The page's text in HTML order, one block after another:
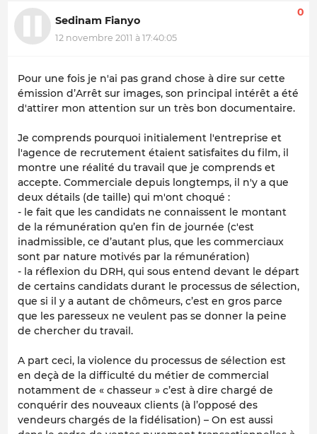
Sedinam Fianyo
12 novembre 2011 à 17:40:05
0
Pour une fois je n'ai pas grand chose à dire sur cette
émission d’Arrêt sur images, son principal intérêt a été
d'attirer mon attention sur un très bon documentaire.
Je comprends pourquoi initialement l'entreprise et
l'agence de recrutement étaient satisfaites du film, il
montre une réalité du travail que je comprends et
accepte. Commerciale depuis longtemps, il n'y a que
deux détails (de taille) qui m'ont choqué :
- le fait que les candidats ne connaissent le montant
de la rémunération qu’en fin de journée (c'est
inadmissible, ce d’autant plus, que les commerciaux
sont par nature motivés par la rémunération)
- la réflexion du DRH, qui sous entend devant le départ
de certains candidats durant le processus de sélection,
que si il y a autant de chômeurs, c’est en gros parce
que les paresseux ne veulent pas se donner la peine
de chercher du travail.
A part ceci, la violence du processus de sélection est
en deçà de la difficulté du métier de commercial
notamment de « chasseur » c’est à dire chargé de
conquérir des nouveaux clients (à l’opposé des
vendeurs chargés de la fidélisation) – On est aussi